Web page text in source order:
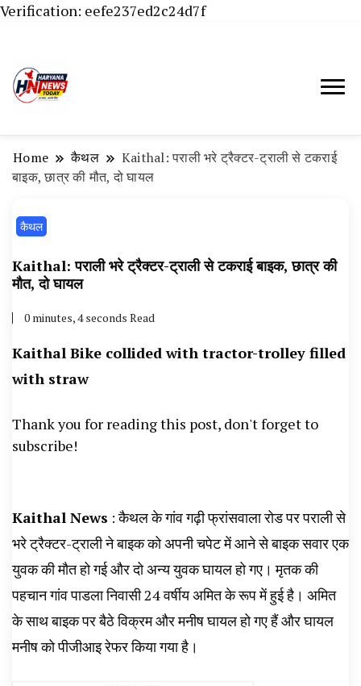
Verification: eefe237ed2c24d7f
हांसी, जींद और हरियाणा की ताजा खबरें
Haryana News Today, Haryana Live, Live
चैनल, Haryana News Today, Latest News
Hisar, Hisar Breaking News, Hansi News
Taaja Khabar, Haryana Crime News Today,
Weather Update in Haryana, Weather Alert
Haryana Police Fir, Haryana Portet Update
News, Student Portest News, Kisan Protest
Home कैथल
Kaithal: पराली भरे ट्रैक्टर-ट्राली से टकराई
बाइक, छात्र की मौत, दो घायल
कैथल
Kaithal: पराली भरे ट्रैक्टर-ट्राली से टकराई बाइक, छात्र की
मौत, दो घायल
0 minutes, 4 seconds Read
Kaithal Bike collided with tractor-trolley filled
with straw
Thank you for reading this post, don't forget to
subscribe!
Kaithal News : कैथल के गांव गढ़ी फ्रांसवाला रोड पर पराली से
भरे ट्रैक्टर-ट्राली ने बाइक को अपनी चपेट में आने से बाइक सवार एक
युवक की मौत हो गई और दो अन्य युवक घायल हो गए। मृतक की
पहचान गांव पाडला निवासी 24 वर्षीय अमित के रूप में हुई है। अमित
के साथ बाइक पर बैठे विक्रम और मनीष घायल हो गए हैं और घायल
मनीष को पीजीआइ रेफर किया गया है।